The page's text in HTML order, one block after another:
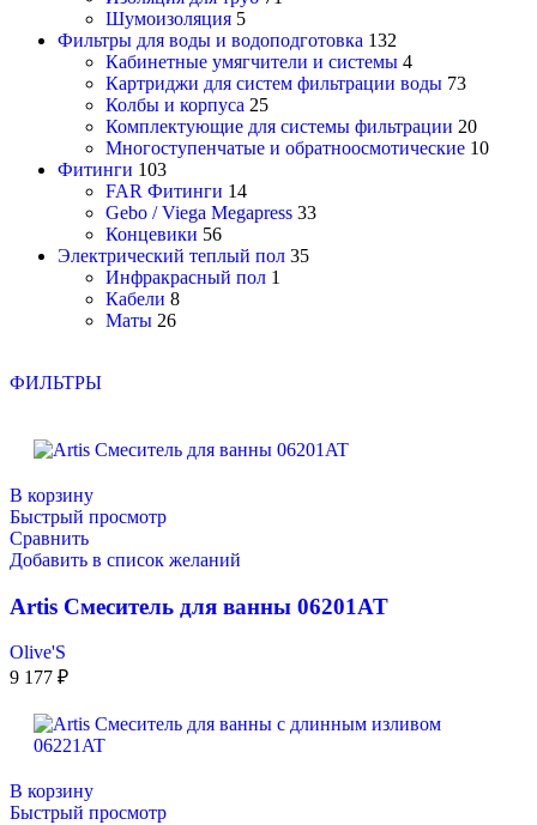
Шумоизоляция 5
Фильтры для воды и водоподготовка 132
Кабинетные умягчители и системы 4
Картриджи для систем фильтрации воды 73
Колбы и корпуса 25
Комплектующие для системы фильтрации 20
Многоступенчатые и обратноосмотические 10
Фитинги 103
FAR Фитинги 14
Gebo / Viega Megapress 33
Концевики 56
Электрический теплый пол 35
Инфракрасный пол 1
Кабели 8
Маты 26
ФИЛЬТРЫ
В корзину
Быстрый просмотр
Сравнить
Добавить в список желаний
Artis Смеситель для ванны 06201AT
Olive'S
9 177 ₽
В корзину
Быстрый просмотр